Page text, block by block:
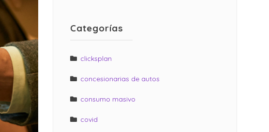
Categorías
clicksplan
concesionarias de autos
consumo masivo
covid